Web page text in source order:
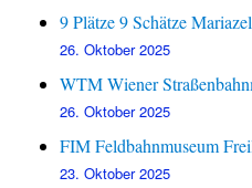
9 Plätze 9 Schätze
26. Oktober 2025
WTM Wiener
26. Oktober 2025
FIM Feldbahnmuseum
23. Oktober 2025